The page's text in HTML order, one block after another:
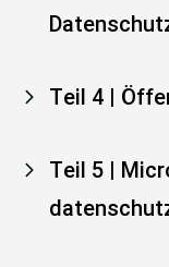
Teil 4 |
Teil 5 |